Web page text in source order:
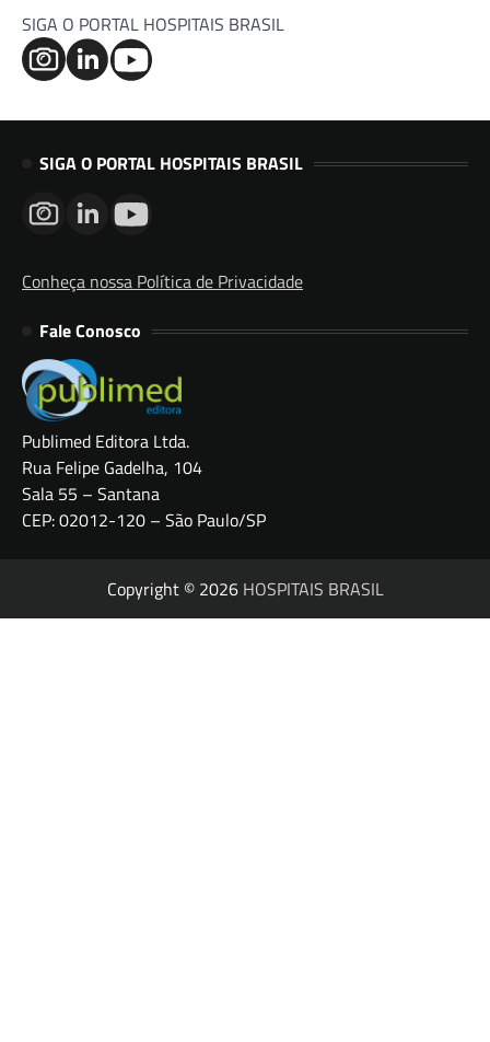
SIGA O PORTAL HOSPITAIS BRASIL
SIGA O PORTAL HOSPITAIS BRASIL
Conheça nossa Política de Privacidade
Fale Conosco
Publimed Editora Ltda.
Rua Felipe Gadelha, 104
Sala 55 – Santana
CEP: 02012-120 – São Paulo/SP
Copyright © 2026 HOSPITAIS BRASIL